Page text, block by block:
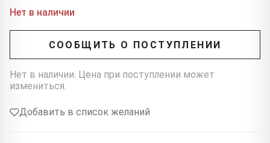
Нет в наличии
СООБЩИТЬ О ПОСТУПЛЕНИИ
Нет в наличии. Цена при поступлении может
измениться.
Добавить в список желаний